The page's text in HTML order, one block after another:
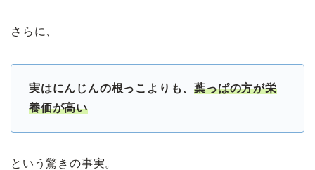
さらに、
実はにんじんの根っこよりも、葉っぱの方が栄
養価が高い
という驚きの事実。